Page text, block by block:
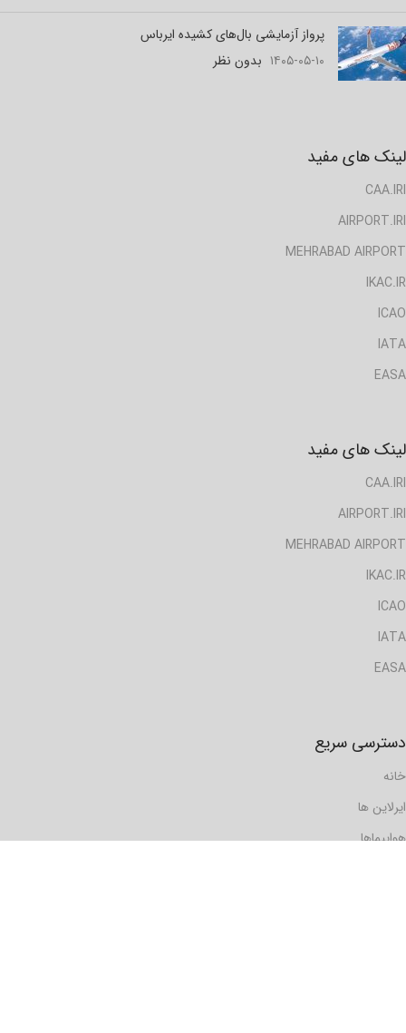
پرواز آزمایشی بال‌های کشیده ایرباس
۱۴۰۵-۰۵-۱۰ بدون نظر
لینک های مفید
CAA.IRI
AIRPORT.IRI
MEHRABAD AIRPORT
IKAC.IR
ICAO
IATA
EASA
لینک های مفید
CAA.IRI
AIRPORT.IRI
MEHRABAD AIRPORT
IKAC.IR
ICAO
IATA
EASA
دسترسی سریع
خانه
ایرلاین ها
هواپیماها